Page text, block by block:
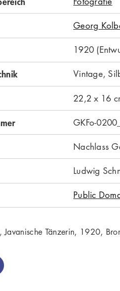
Georg
1920
Vintage,
22,2 x 16
GKFo-
Nachlass
Ludwig
Public
Javanische Tänzerin, 1920,